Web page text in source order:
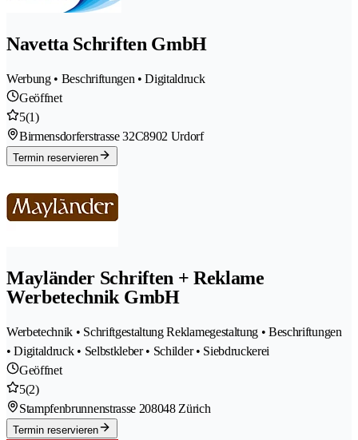
Navetta Schriften GmbH
Werbung • Beschriftungen • Digitaldruck
Geöffnet
5(1)
Birmensdorferstrasse 32C8902 Urdorf
Termin reservieren
Mayländer Schriften + Reklame
Werbetechnik GmbH
Werbetechnik • Schriftgestaltung Reklamegestaltung • Beschriftungen
• Digitaldruck • Selbstkleber • Schilder • Siebdruckerei
Geöffnet
5(2)
Stampfenbrunnenstrasse 208048 Zürich
Termin reservieren